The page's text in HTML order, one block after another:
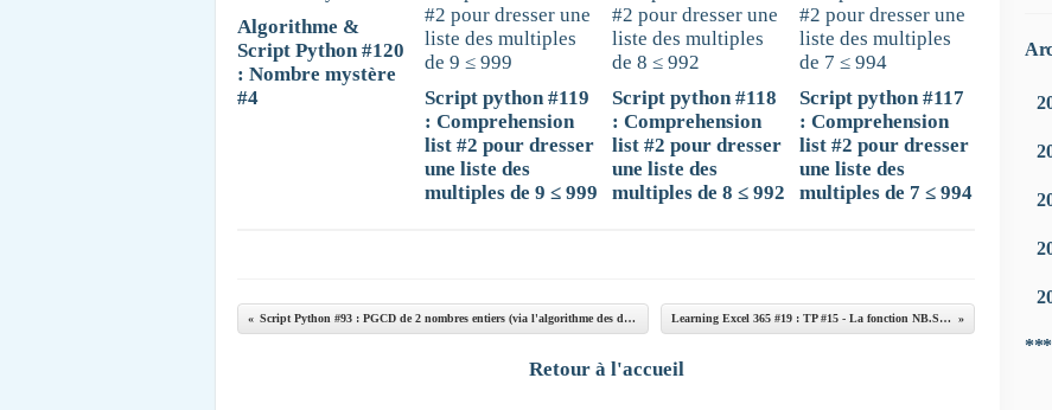
Algorithme &
Script Python #120
: Nombre mystère
#4
Script python #119
: Comprehension
list #2 pour dresser
une liste des
multiples de 9 ≤ 999
Script python #118
: Comprehension
list #2 pour dresser
une liste des
multiples de 8 ≤ 992
Script python #117
: Comprehension
list #2 pour dresser
une liste des
multiples de 7 ≤ 994
Script Python #93 : PGCD de 2 nombres entiers (via l'algorithme des différences successives) Learning Excel 365 #19 : TP #15 - La fonction NB.SI #5 (mis à jour)
Retour à l'accueil